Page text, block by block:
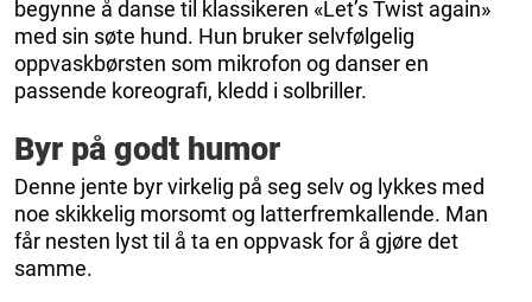
begynne å danse til klassikeren «Let’s Twist again»
med sin søte hund. Hun bruker selvfølgelig
oppvaskbørsten som mikrofon og danser en
passende koreografi, kledd i solbriller.
Byr på godt humor
Denne jente byr virkelig på seg selv og lykkes med
noe skikkelig morsomt og latterfremkallende. Man
får nesten lyst til å ta en oppvask for å gjøre det
samme.